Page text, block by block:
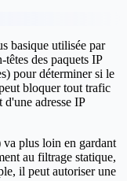
basique utilisée par
des paquets IP
pour déterminer si le
bloquer tout trafic
adresse IP
va plus loin en gardant
au filtrage statique,
il peut autoriser une